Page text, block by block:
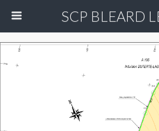
SCP BLEARD